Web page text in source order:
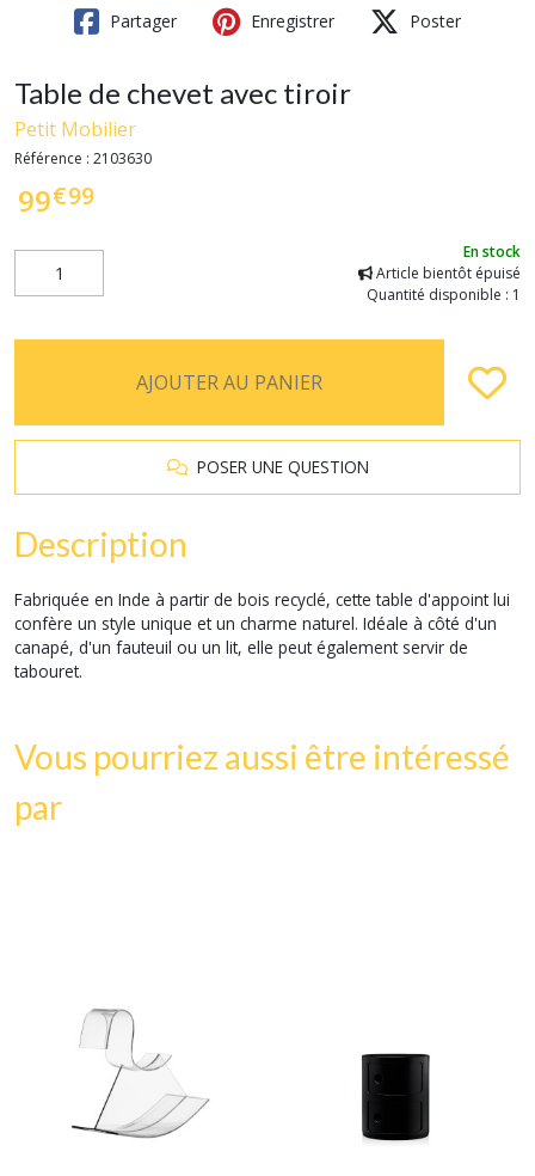
Partager Enregistrer Poster
Table de chevet avec tiroir
Petit Mobilier
Référence : 2103630
99€99
En stock
Article bientôt épuisé
Quantité disponible : 1
AJOUTER AU PANIER
POSER UNE QUESTION
Description
Fabriquée en Inde à partir de bois recyclé, cette table d'appoint lui
confère un style unique et un charme naturel. Idéale à côté d'un
canapé, d'un fauteuil ou un lit, elle peut également servir de
tabouret.
Vous pourriez aussi être intéressé
par